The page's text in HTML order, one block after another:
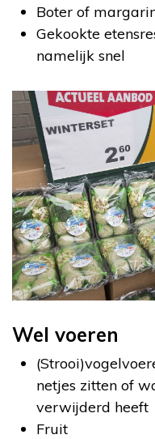
Boter of
Gekookte
namelijk snel
Wel voeren
netjes zitten of
verwijderd heeft
Fruit